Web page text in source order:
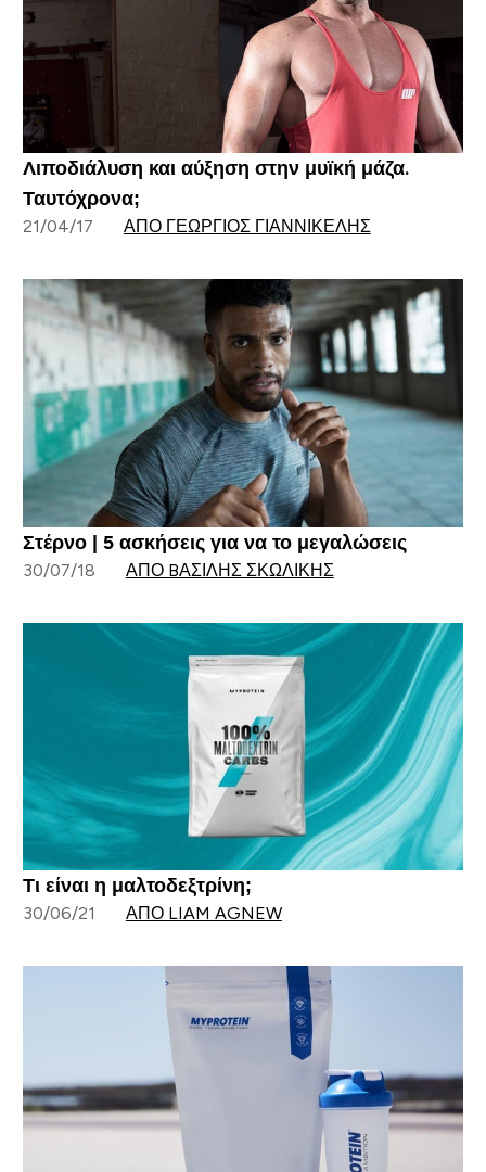
Λιποδιάλυση και αύξηση στην μυϊκή μάζα.
Ταυτόχρονα;
21/04/17 ΑΠΌ ΓΕΏΡΓΙΟΣ ΓΙΑΝΝΙΚΈΛΗΣ
Στέρνο | 5 ασκήσεις για να το μεγαλώσεις
30/07/18 ΑΠΌ BΑΣΊΛΗΣ ΣΚΩΛΊΚΗΣ
Τι είναι η μαλτοδεξτρίνη;
30/06/21 ΑΠΌ LIAM AGNEW